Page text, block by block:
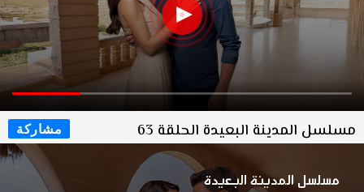
مسلسل المدينة البعيدة الحلقة 63 مشاركة
مسلسل المدينة البعيدة